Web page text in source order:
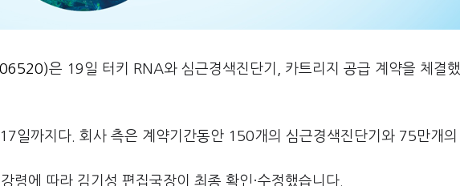
은 19일 터키 RNA와 심근경색진단기, 카트리지 공급 계약을 체결했
일까지다. 회사 측은 계약기간동안 150개의 심근경색진단기와 75만개의
령에 따라 김기성 편집국장이 최종 확인·수정했습니다.